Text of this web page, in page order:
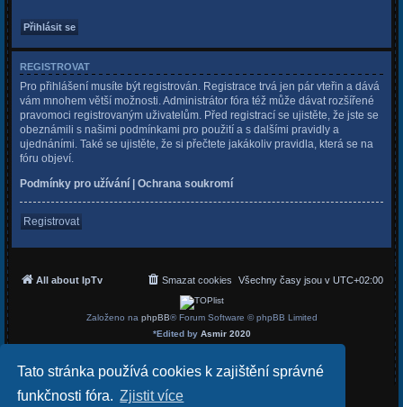
Tato stránka používá cookies k zajištění správné
funkčnosti fóra. Zjistit více
REGISTROVAT
Pro přihlášení musíte být registrován. Registrace trvá jen pár vteřin a dává
vám mnohem větší možnosti. Administrátor fóra též může dávat rozšířené
pravomoci registrovaným uživatelům. Před registrací se ujistěte, že jste se
obeznámili s našimi podmínkami pro použití a s dalšími pravidly a
ujednáními. Také se ujistěte, že si přečtete jakákoliv pravidla, která se na
fóru objeví.
Podmínky pro užívání
Ochrana soukromí
Registrovat
All about IpTv Všechny časy jsou v UTC+02:00
Smazat cookies
Založeno na phpBB® Forum Software © phpBB Limited
*Edited by Asmir 2020
Soukromí| Podmínky